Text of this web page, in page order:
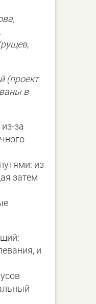
(проект
в
за
из
затем
и